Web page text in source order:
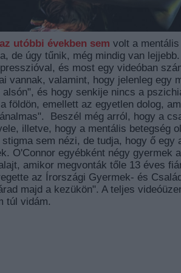
az utóbbi években sem volt a
de úgy tűnik, még mindig van
és most egy videóban
vannak, valamint, hogy jelenleg egy
és hogy senkije nincs a
földön, emellett az egyetlen dolog,
Beszél még arról, hogy a
illetve, hogy a mentális betegség
sem nézi, de tudja, hogy ő egy
O'Connor egyébként négy gyermek
amikor megvonták tőle 13 éves
az Írországi Gyermek- és
majd a kezükön". A teljes
túl vidám.